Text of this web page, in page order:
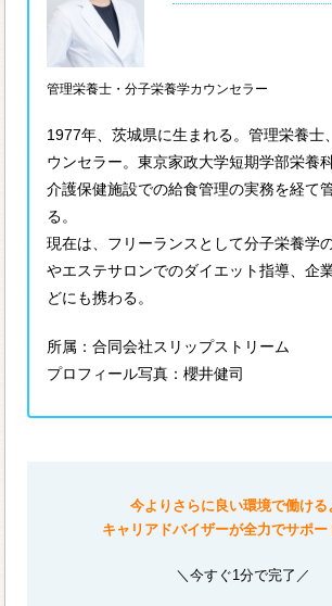
管理栄養士・分子栄養学カウンセラー
1977年、茨城県に生まれる。管理栄養士
ウンセラー。東京家政大学短期学部栄養
介護保健施設での給食管理の実務を経て
る。
現在は、フリーランスとして分子栄養学
やエステサロンでのダイエット指導、企
どにも携わる。
所属：合同会社スリップストリーム
プロフィール写真：櫻井健司
今よりさらに良い環境で働ける
キャリアドバイザーが全力でサポー
＼今すぐ1分で完了／